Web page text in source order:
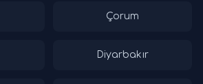
Çorum
Diyarbakır